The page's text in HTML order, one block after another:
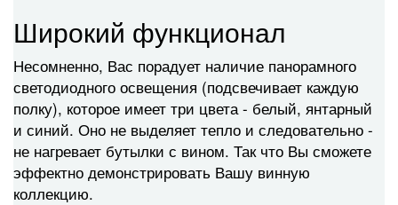
Широкий функционал
Несомненно, Вас порадует наличие панорамного
светодиодного освещения (подсвечивает каждую
полку), которое имеет три цвета - белый, янтарный
и синий. Оно не выделяет тепло и следовательно -
не нагревает бутылки с вином. Так что Вы сможете
эффектно демонстрировать Вашу винную
коллекцию.